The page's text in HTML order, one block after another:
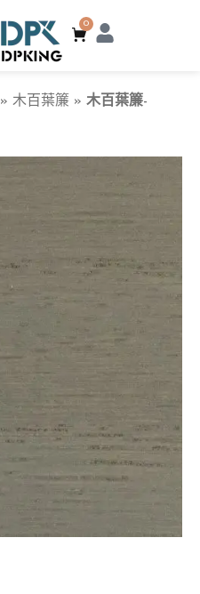
0
» 木百葉簾 » 木百葉簾-